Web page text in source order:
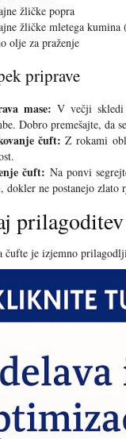
žličke popra
žličke mletega kumina
olje za praženje
priprave
mase: V večji skledi
Dobro premešajte, da
čuft: Z rokami
čuft: Na ponvi
dokler ne postanejo zlato
čufte je izjemno